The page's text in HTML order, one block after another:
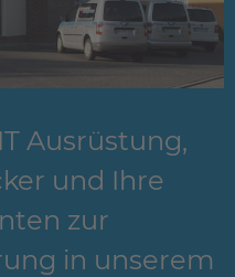
Ausrüstung,
und Ihre
zur
in unserem